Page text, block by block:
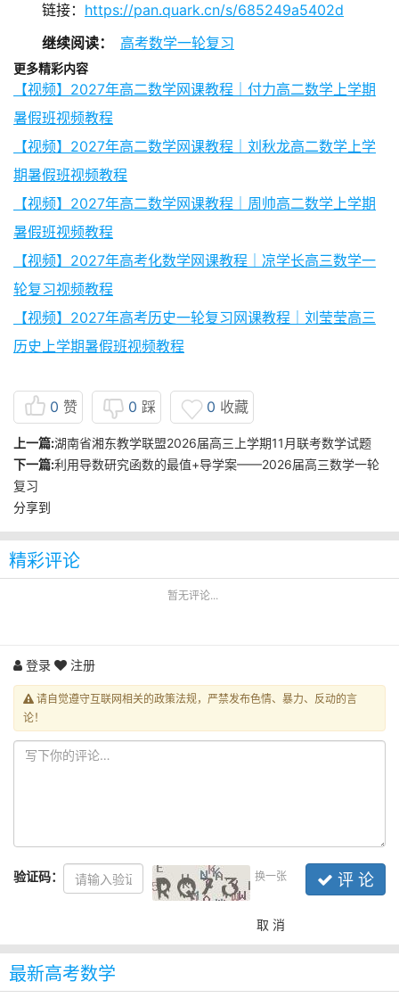
链接： https://pan.quark.cn/s/685249a5402d
继续阅读：
高考数学一轮复习
更多精彩内容
【视频】2027年高二数学网课教程｜付力高二数学上学期
暑假班视频教程
【视频】2027年高二数学网课教程｜刘秋龙高二数学上学
期暑假班视频教程
【视频】2027年高二数学网课教程｜周帅高二数学上学期
暑假班视频教程
【视频】2027年高考化数学网课教程｜凉学长高三数学一
轮复习视频教程
【视频】2027年高考历史一轮复习网课教程｜刘莹莹高三
历史上学期暑假班视频教程
0 赞 0 踩 0 收藏
上一篇:湖南省湘东教学联盟2026届高三上学期11月联考数学试题
下一篇:利用导数研究函数的最值+导学案——2026届高三数学一轮
复习
分享到
精彩评论
暂无评论...
登录 注册
请自觉遵守互联网相关的政策法规，严禁发布色情、暴力、反动的言
论！
验证码： 换一张 评 论
取 消
最新高考数学